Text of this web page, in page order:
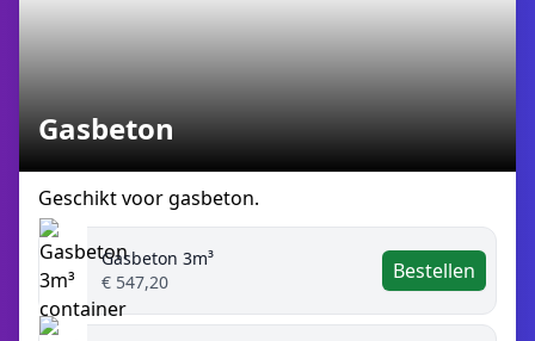
Gasbeton
Geschikt voor gasbeton.
Gasbeton 3m³
€ 547,20
Bestellen